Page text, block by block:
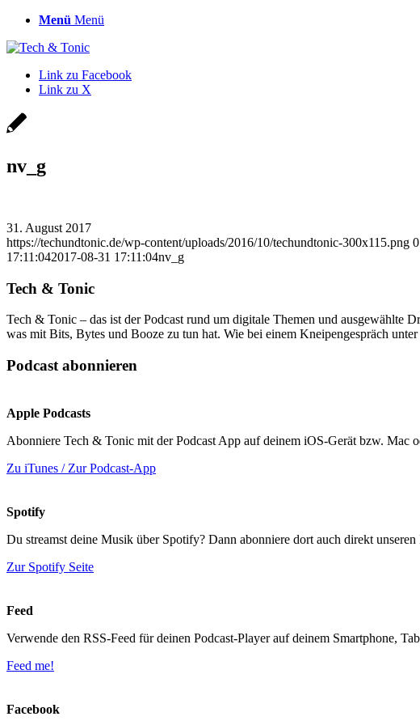
Menü Menü
Link zu Facebook
Link zu X
nv_g
31. August 2017
https://techundtonic.de/wp-content/uploads/2016/10/techundtonic-300x115.png 0
17:11:042017-08-31 17:11:04nv_g
Tech & Tonic
Tech & Tonic – das ist der Podcast rund um digitale Themen und ausgewählte
was mit Bits, Bytes und Booze zu tun hat. Wie bei einem Kneipengespräch
Podcast abonnieren
Apple Podcasts
Abonniere Tech & Tonic mit der Podcast App auf deinem iOS-Gerät bzw. Mac
Zu iTunes / Zur Podcast-App
Spotify
Du streamst deine Musik über Spotify? Dann abonniere dort auch direkt
Zur Spotify Seite
Feed
Verwende den RSS-Feed für deinen Podcast-Player auf deinem Smartphone,
Feed me!
Facebook